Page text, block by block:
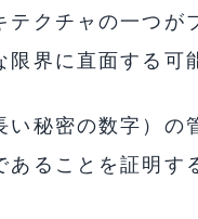
テクチャの一つが
界に直面する可
い秘密の数字）の
ることを証明す